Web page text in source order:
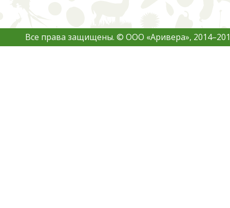
Все права защищены. © ООО «Аривера»,